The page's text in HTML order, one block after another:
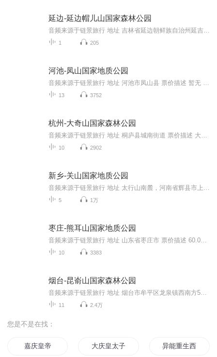
延边-延边帽儿山国家森林公园
1 205
河池-凤山国家地质公园
13 3752
杭州-大奇山国家森林公园
10 2902
新乡-关山国家地质公园
5 1万
枣庄-熊耳山国家地质公园
10 3383
烟台-昆嵛山国家森林公园
11 2.4万
您是不是在找：
嘉庆皇帝 大庆皇太子 异能重生西门庆